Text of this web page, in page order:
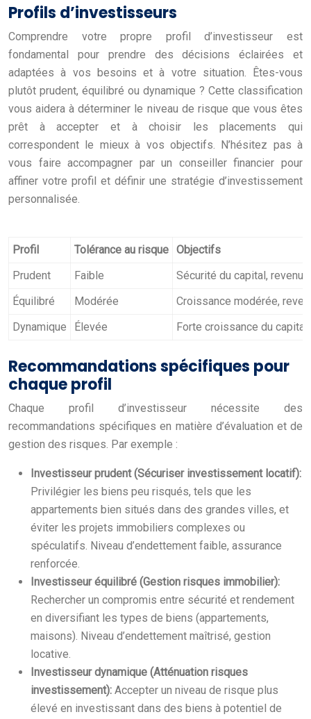
Profils d’investisseurs
Comprendre votre propre profil d’investisseur est
fondamental pour prendre des décisions éclairées et
adaptées à vos besoins et à votre situation. Êtes-vous
plutôt prudent, équilibré ou dynamique ? Cette classification
vous aidera à déterminer le niveau de risque que vous êtes
prêt à accepter et à choisir les placements qui
correspondent le mieux à vos objectifs. N’hésitez pas à
vous faire accompagner par un conseiller financier pour
affiner votre profil et définir une stratégie d’investissement
personnalisée.
Profil Tolérance au risque Objectifs
Prudent
Faible
Sécurité du capital,
Équilibré
Modérée
Croissance modérée,
Dynamique
Élevée Forte croissance du capital
Recommandations spécifiques pour
chaque profil
Chaque profil d’investisseur nécessite des
recommandations spécifiques en matière d’évaluation et de
gestion des risques. Par exemple :
Investisseur prudent (Sécuriser investissement locatif):
Privilégier les biens peu risqués, tels que les
appartements bien situés dans des grandes villes, et
éviter les projets immobiliers complexes ou
spéculatifs. Niveau d’endettement faible, assurance
renforcée.
Investisseur équilibré (Gestion risques immobilier):
Rechercher un compromis entre sécurité et rendement
en diversifiant les types de biens (appartements,
maisons). Niveau d’endettement maîtrisé, gestion
locative.
Investisseur dynamique (Atténuation risques
investissement): Accepter un niveau de risque plus
élevé en investissant dans des biens à potentiel de